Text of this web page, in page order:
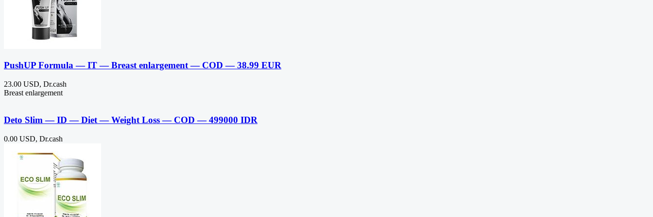
PushUP Formula — IT — Breast enlargement — COD — 38.99 EUR
23.00 USD, Dr.cash
Breast enlargement
Deto Slim — ID — Diet — Weight Loss — COD — 499000 IDR
0.00 USD, Dr.cash